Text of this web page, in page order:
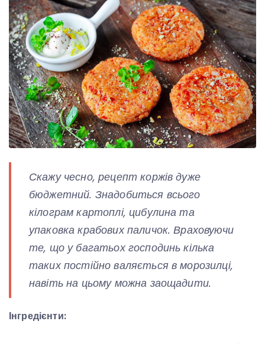
Скажу чесно, рецепт коржів дуже
бюджетний. Знадобиться всього
кілограм картоплі, цибулина та
упаковка крабових паличок. Враховуючи
те, що у багатьох господинь кілька
таких постійно валяється в морозилці,
навіть на цьому можна заощадити.
Інгредієнти: